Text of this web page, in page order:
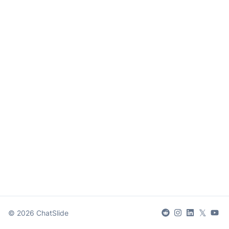
© 2026 ChatSlide 𝕏